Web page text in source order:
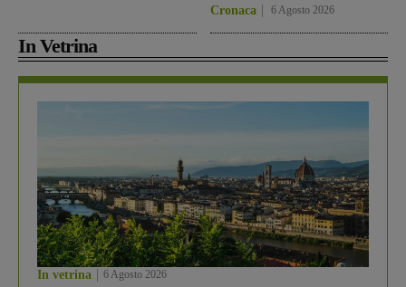
Cronaca 6 Agosto 2026
In Vetrina
In vetrina 6 Agosto 2026